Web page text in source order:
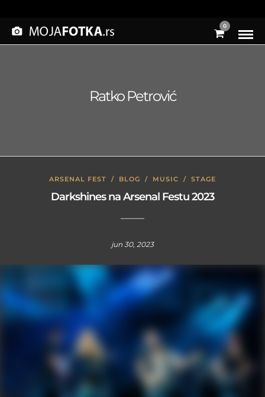
0
Ratko Petrović
ARSENAL FEST / BLOG / MUSIC / STAGE
Darkshines na Arsenal Festu 2023
jun 30, 2023